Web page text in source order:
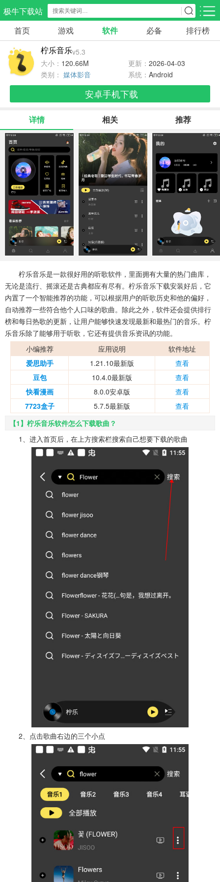
极牛下载站
应用分类 游戏分类
生活服务
297款应用
教育学习
178款应用
气象交通
84款应用
游戏辅助
477款应用
摄影美化
214款应用
183款应用
电子图书
439款应用
184款应用
新闻阅读
43款应用
金融理财
54款应用
媒体影音
601款应用
645款应用
ai工具
334款应用
96款应用
首页 游戏 软件 必备 排行榜
柠乐音乐v5.3
大小： 120.66M 更新： 2026-04-03
类别： 媒体影音 系统： Android
安卓手机下载
详情 相关 推荐
柠乐音乐是一款很好用的听歌软件，里面拥有大量的热门曲库，
无论是流行、摇滚还是古典都应有尽有。柠乐音乐下载安装好后，它
内置了一个智能推荐的功能，可以根据用户的听歌历史和他的偏好，
自动推荐一些符合他个人口味的歌曲。除此之外，软件还会提供排行
榜和每日热歌的更新，让用户能够快速发现最新和最热门的音乐。柠
乐音乐除了能够用于听歌，它还有提供音乐资讯的功能。
小编推荐
应用说明
软件地址
爱思助手
1.21.10最新版
查看
豆包
10.4.0最新版
查看
快看漫画
8.0.0安卓版
查看
7723盒子
5.7.5最新版
查看
【1】柠乐音乐软件怎么下载歌曲？
1、进入首页后，在上方搜索栏搜索自己想要下载的歌曲
2、点击歌曲右边的三个小点